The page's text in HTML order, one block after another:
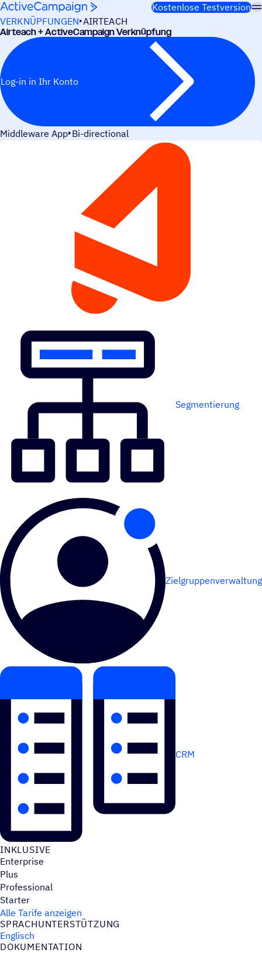
Weiter zum Inhalt
Kostenlose Testversion
VERKNÜPFUNGEN AIRTEACH
Airteach + ActiveCampaign Verknüpfung
Log-in in Ihr Konto
Middleware App Bi-directional
FUNK­TIO­NIERT AM BESTEN MIT
Segmentierung
Zielgruppenverwaltung
CRM
INKLU­SIVE
Enterprise
Plus
Professional
Starter
Alle Tarife anzeigen
SPRACH­UN­TER­STÜT­ZUNG
Englisch
DOKU­MEN­TA­TION